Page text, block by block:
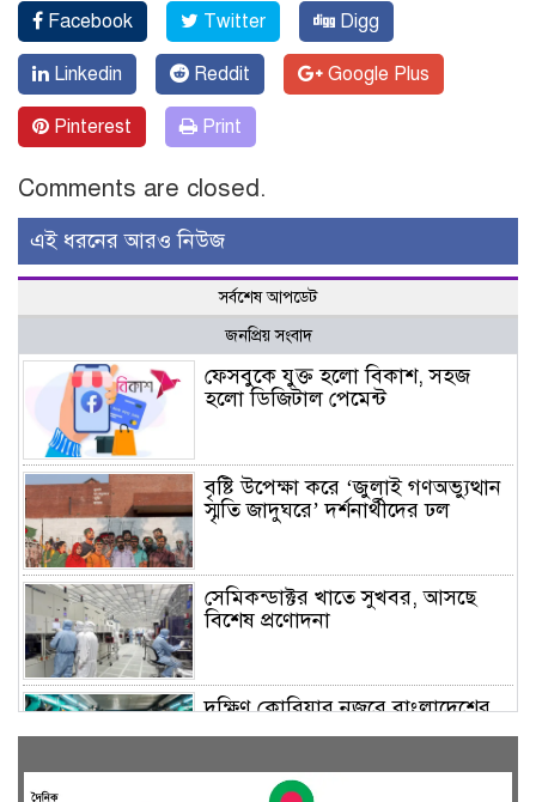
Facebook Twitter Digg
Linkedin Reddit Google Plus
Pinterest Print
Comments are closed.
এই ধরনের আরও নিউজ
সর্বশেষ আপডেট
জনপ্রিয় সংবাদ
ফেসবুকে যুক্ত হলো বিকাশ, সহজ
হলো ডিজিটাল পেমেন্ট
বৃষ্টি উপেক্ষা করে ‘জুলাই গণঅভ্যুত্থান
স্মৃতি জাদুঘরে’ দর্শনার্থীদের ঢল
সেমিকন্ডাক্টর খাতে সুখবর, আসছে
বিশেষ প্রণোদনা
দক্ষিণ কোরিয়ার নজরে বাংলাদেশের
পোশাক শিল্প, বড় বিনিয়োগ সম্ভাবনা